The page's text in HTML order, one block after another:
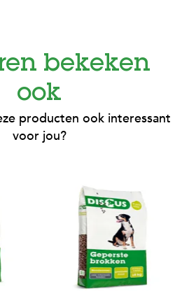
bekeken
ook
producten ook interessant
voor jou?